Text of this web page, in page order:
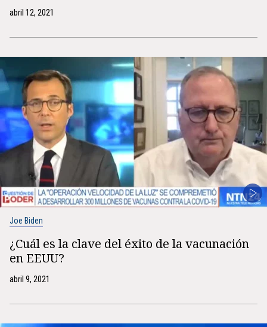
abril 12, 2021
Joe Biden
¿Cuál es la clave del éxito de la vacunación
en EEUU?
abril 9, 2021